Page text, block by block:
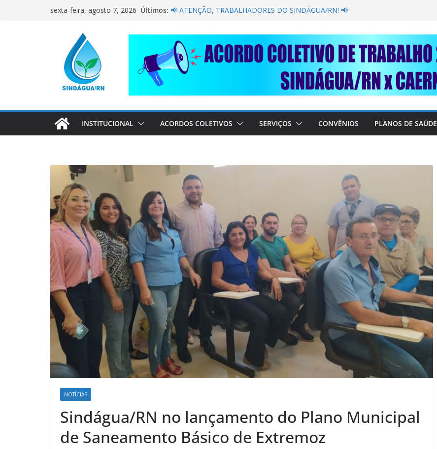
sexta-feira, agosto 7, 2026 Últimos: NÃO DEIXE A GANÂNCIA SECAR SUA TORNEIRA: UNIDOS
Sindágua/RN presente em importante debate com o Ministro
Luiz Marinho!
ELE AVISOU SOBRE A SABESP! 🚨
CORRENTE DE SOLIDARIEDADE: AJUDE O NOSSO
COMPANHEIRO RAIMUNDO DA CAERN!
INSTITUCIONAL ACORDOS COLETIVOS SERVIÇOS CONVÊNIOS PLANOS DE SAÚDE
NOTÍCIAS
Sindágua/RN no lançamento do Plano Municipal
de Saneamento Básico de Extremoz